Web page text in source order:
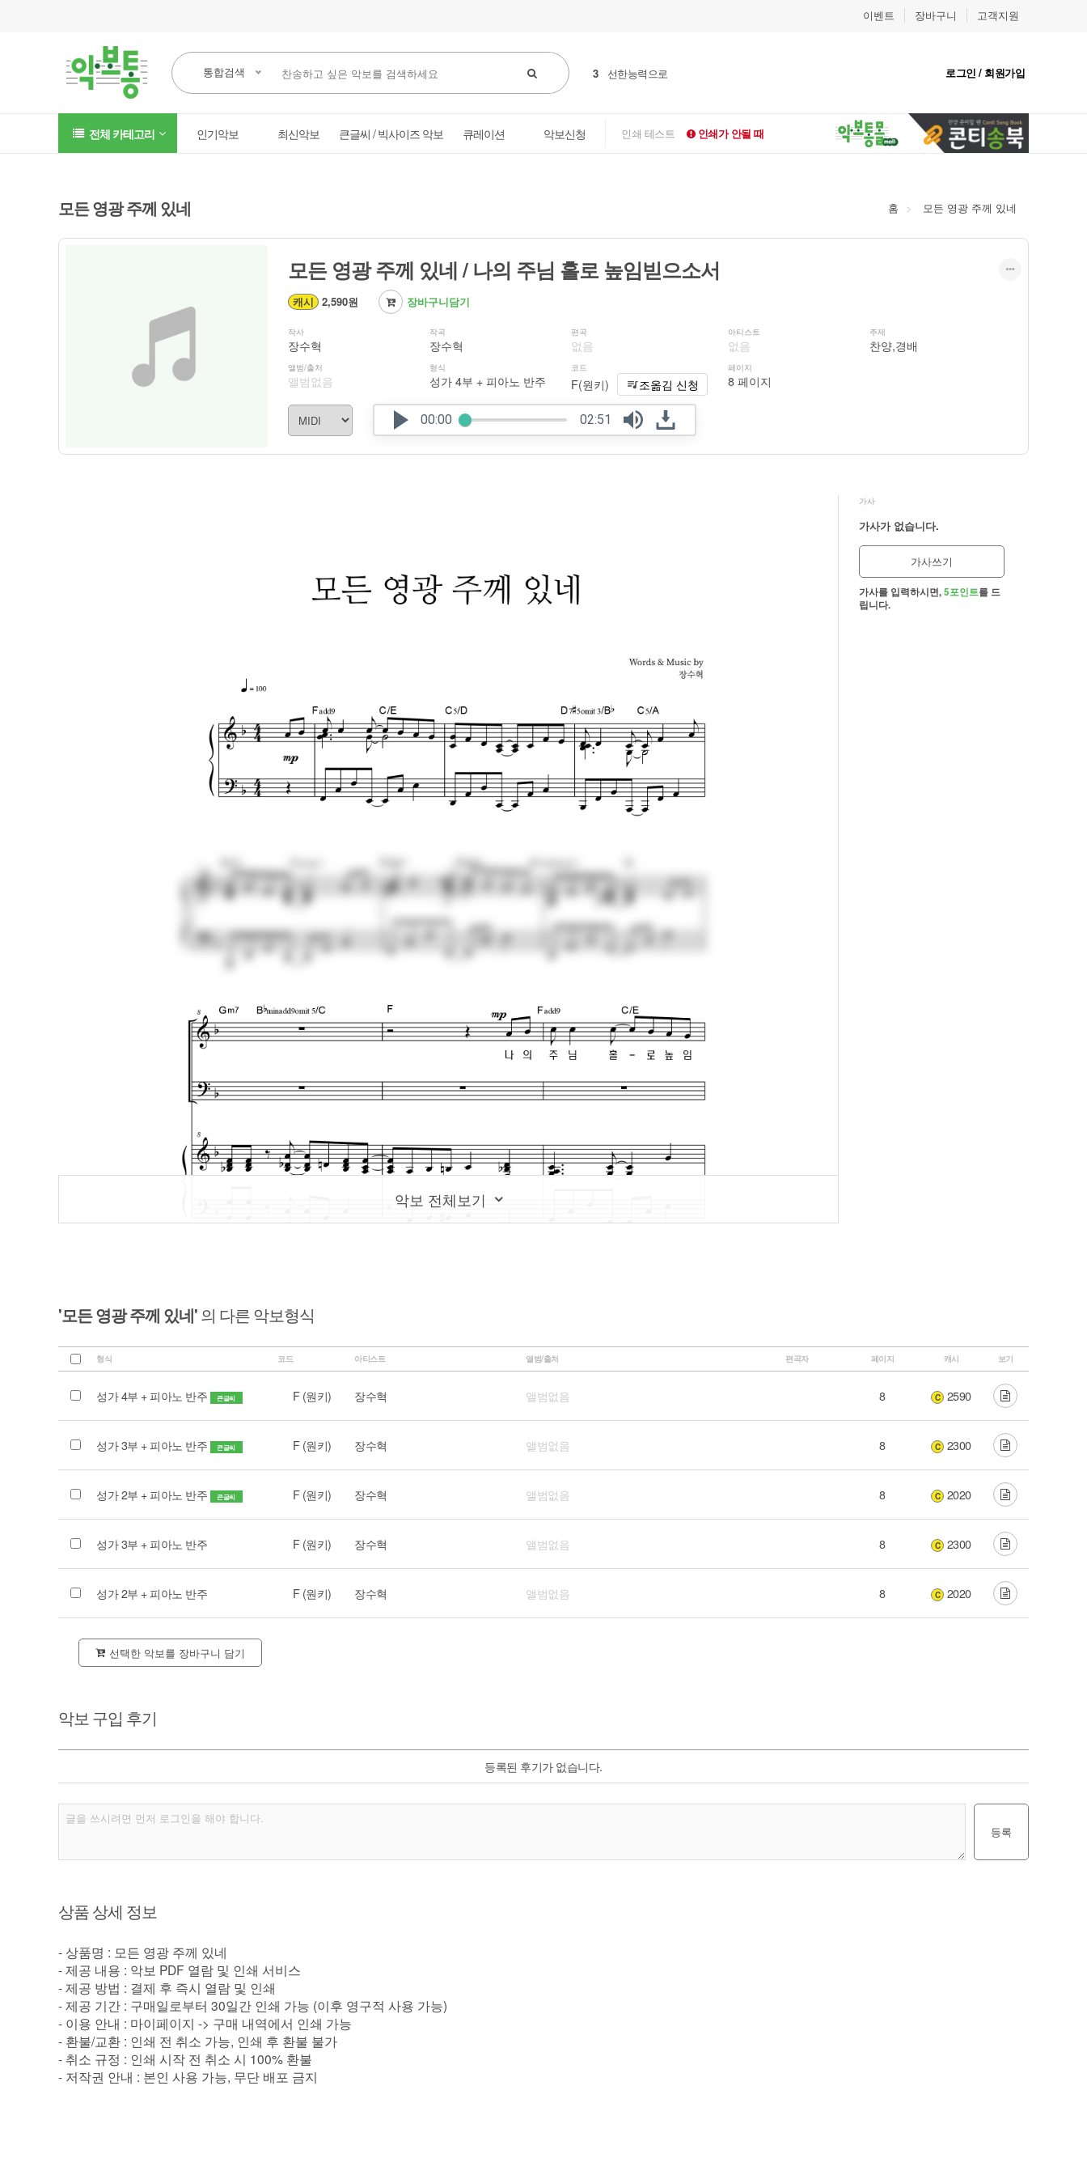
이벤트 장바구니 고객지원
통합검색 3 선한능력으로 로그인 / 회원가입
전체 카테고리 인기악보 최신악보 큰글씨 / 빅사이즈 악보 큐레이션 악보신청 인쇄 테스트 인쇄가 안될 때
모든 영광 주께 있네 홈 모든 영광 주께 있네
모든 영광 주께 있네 / 나의 주님 홀로 높임빋으소서
캐시 2,590원 장바구니담기
작사
장수혁
앨범/출처
앨범없음
작곡
장수혁
형식
성가 4부 + 피아노 반주
편곡
없음
코드
F(원키) 조옮김 신청
아티스트
없음
페이지
8 페이지
주제
찬양,경배
00:00 02:51
악보 전체보기
가사
가사가 없습니다.
가사쓰기
가사를 입력하시면,5포인트를 드
립니다.
'모든 영광 주께 있네'의 다른 악보형식
형식 코드 아티스트 앨범/출처 편곡자 페이지 캐시 보기
성가 4부 + 피아노 반주 큰글씨 F (원키) 장수혁 앨범없음 8 C 2590
성가 3부 + 피아노 반주 큰글씨 F (원키) 장수혁 앨범없음 8 C 2300
성가 2부 + 피아노 반주 큰글씨 F (원키) 장수혁 앨범없음 8 C 2020
성가 3부 + 피아노 반주 F (원키) 장수혁 앨범없음 8 C 2300
성가 2부 + 피아노 반주 F (원키) 장수혁 앨범없음 8 C 2020
선택한 악보를 장바구니 담기
악보 구입 후기
등록된 후기가 없습니다.
상품 상세 정보
- 상품명 : 모든 영광 주께 있네
- 제공 내용 : 악보 PDF 열람 및 인쇄 서비스
- 제공 방법 : 결제 후 즉시 열람 및 인쇄
- 제공 기간 : 구매일로부터 30일간 인쇄 가능 (이후 영구적 사용 가능)
- 이용 안내 : 마이페이지 -> 구매 내역에서 인쇄 가능
- 환불/교환 : 인쇄 전 취소 가능, 인쇄 후 환불 불가
- 취소 규정 : 인쇄 시작 전 취소 시 100% 환불
- 저작권 안내 : 본인 사용 가능, 무단 배포 금지